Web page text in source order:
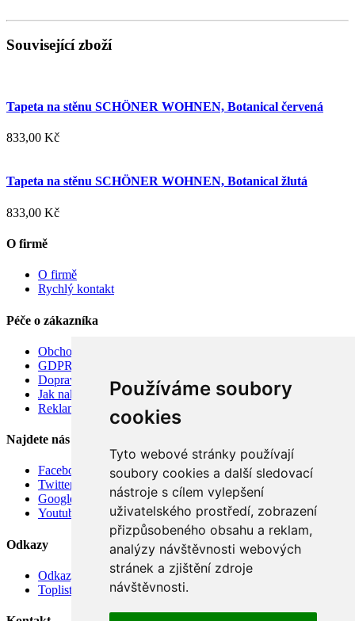
Používáme soubory
cookies
Tyto webové stránky používají
soubory cookies a další sledovací
nástroje s cílem vylepšení
uživatelského prostředí, zobrazení
přizpůsobeného obsahu a reklam,
analýzy návštěvnosti webových
stránek a zjištění zdroje
návštěvnosti.
Související zboží
Tapeta na stěnu SCHÖNER WOHNEN, Botanical červená
833,00 Kč
Tapeta na stěnu SCHÖNER WOHNEN, Botanical žlutá
833,00 Kč
O firmě
O firmě
Rychlý kontakt
Péče o zákazníka
Obchodní podmínky
GDPR
Doprava
Jak nakupovat
Reklamace
Najdete nás
Facebook
Twitter
Google
Youtube
Odkazy
Odkazy
Toplist